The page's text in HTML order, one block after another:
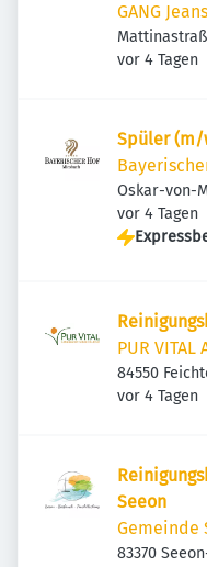
GANG
Deutschland
Veröffentlicht
vor 4 Tagen
Spüler
Oskar-von-
Miesbach,
Veröffentlicht
vor 4 Tagen
PUR
84550
Veröffentlicht
vor 4 Tagen
Seeon
Gemeinde
83370